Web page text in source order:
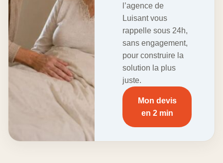
l’agence de
Luisant vous
rappelle sous 24h,
sans engagement,
pour construire la
solution la plus
juste.
Mon devis
en 2 min